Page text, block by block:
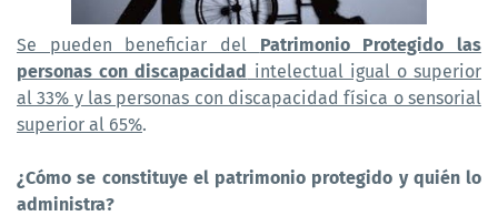
Se pueden beneficiar del Patrimonio Protegido las
personas con discapacidad intelectual igual o superior
al 33% y las personas con discapacidad física o sensorial
superior al 65%.
¿Cómo se constituye el patrimonio protegido y quién lo
administra?